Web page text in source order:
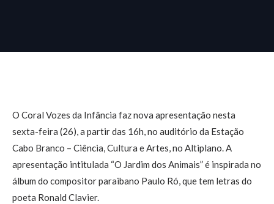
O Coral Vozes da Infância faz nova apresentação nesta
sexta-feira (26), a partir das 16h, no auditório da Estação
Cabo Branco – Ciência, Cultura e Artes, no Altiplano. A
apresentação intitulada “O Jardim dos Animais” é inspirada no
álbum do compositor paraibano Paulo Ró, que tem letras do
poeta Ronald Clavier.